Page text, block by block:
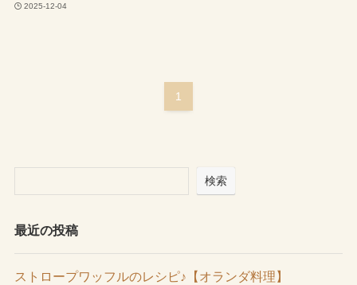
2025-12-04
1
検索
最近の投稿
ストロープワッフルのレシピ♪【オランダ料理】